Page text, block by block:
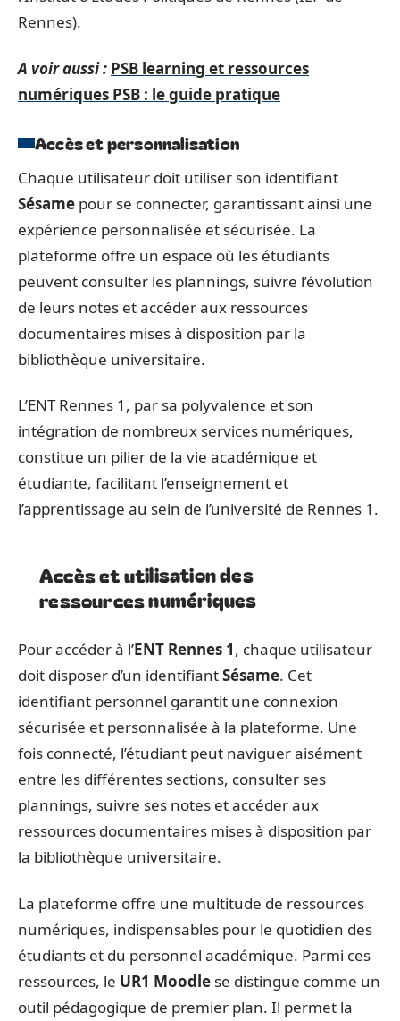
Rennes).
A voir aussi : PSB learning et ressources
numériques PSB : le guide pratique
Accès et personnalisation
Chaque utilisateur doit utiliser son identifiant
Sésame pour se connecter, garantissant ainsi une
expérience personnalisée et sécurisée. La
plateforme offre un espace où les étudiants
peuvent consulter les plannings, suivre l’évolution
de leurs notes et accéder aux ressources
documentaires mises à disposition par la
bibliothèque universitaire.
L’ENT Rennes 1, par sa polyvalence et son
intégration de nombreux services numériques,
constitue un pilier de la vie académique et
étudiante, facilitant l’enseignement et
l’apprentissage au sein de l’université de Rennes 1.
Accès et utilisation des
ressources numériques
Pour accéder à l’ENT Rennes 1, chaque utilisateur
doit disposer d’un identifiantSésame. Cet
identifiant personnel garantit une connexion
sécurisée et personnalisée à la plateforme. Une
fois connecté, l’étudiant peut naviguer aisément
entre les différentes sections, consulter ses
plannings, suivre ses notes et accéder aux
ressources documentaires mises à disposition par
la bibliothèque universitaire.
La plateforme offre une multitude de ressources
numériques, indispensables pour le quotidien des
étudiants et du personnel académique. Parmi ces
ressources, le UR1 Moodle se distingue comme un
outil pédagogique de premier plan. Il permet la